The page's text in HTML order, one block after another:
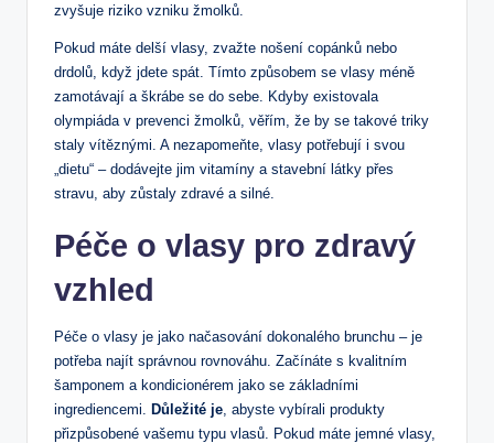
‌zvyšuje riziko​ vzniku žmolků.
Pokud máte delší vlasy, zvažte ​nošení‌ copánků nebo
⁢drdolů, ⁢když jdete spát.‍ Tímto ‍způsobem se vlasy méně
zamotávají a škrábe ​se do sebe. Kdyby ⁤existovala
olympiáda v prevenci žmolků, věřím, že by se takové triky
staly vítěznými. A⁣ nezapomeňte, vlasy potřebují i svou
„dietu“ ‌– dodávejte jim vitamíny a stavební látky přes
stravu, aby‌ zůstaly zdravé a‌ silné.
Péče o vlasy ⁢pro zdravý​
vzhled
Péče o vlasy‍ je jako načasování​ dokonalého brunchu – ‌je
potřeba ‌najít správnou rovnováhu. ‍Začínáte ⁤s kvalitním‍
šamponem a kondicionérem jako se základními ​
ingrediencemi.‍
Důležité je ,⁢ abyste vybírali ‍produkty
přizpůsobené vašemu⁤ typu vlasů. Pokud máte ​jemné ⁣vlasy,